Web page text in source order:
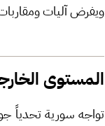
ويفرض آليات ومقاربات
المستوى
تواجه سورية تحدياً